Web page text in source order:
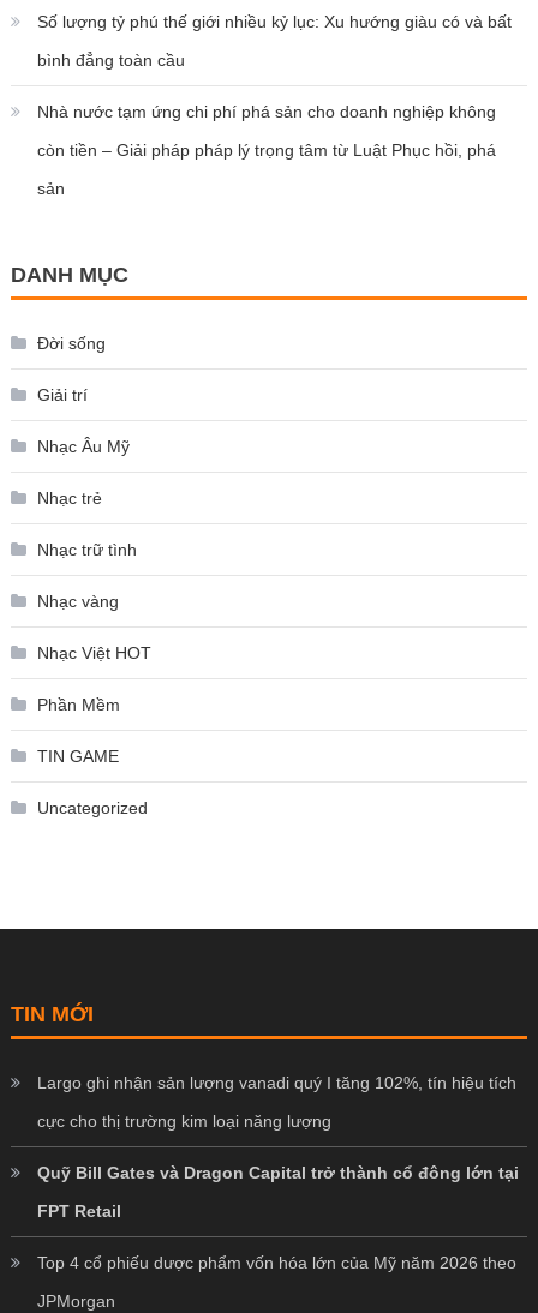
Số lượng tỷ phú thế giới nhiều kỷ lục: Xu hướng giàu có và bất
bình đẳng toàn cầu
Nhà nước tạm ứng chi phí phá sản cho doanh nghiệp không
còn tiền – Giải pháp pháp lý trọng tâm từ Luật Phục hồi, phá
sản
DANH MỤC
Đời sống
Giải trí
Nhạc Âu Mỹ
Nhạc trẻ
Nhạc trữ tình
Nhạc vàng
Nhạc Việt HOT
Phần Mềm
TIN GAME
Uncategorized
TIN MỚI
Largo ghi nhận sản lượng vanadi quý I tăng 102%, tín hiệu tích
cực cho thị trường kim loại năng lượng
Quỹ Bill Gates và Dragon Capital trở thành cổ đông lớn tại
FPT Retail
Top 4 cổ phiếu dược phẩm vốn hóa lớn của Mỹ năm 2026 theo
JPMorgan